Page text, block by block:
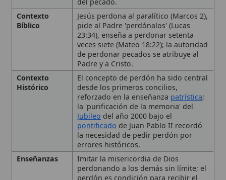
Histórico
El concepto de perdón ha sido central
desde los primeros concilios,
reforzado en la enseñanzapatrística;
la 'purificación de la memoria' del
Jubileo del año 2000 bajo el
pontificadode Juan Pablo II recordó
la necesidad de pedir perdón por
errores históricos.
Enseñanzas
Imitar la misericordia de Dios
perdonando a los demás sin límite; el
perdón es condición para recibir el
perdón de Dios; los sacramentos
Bautismo ,Penitencia,Eucaristía) son
medios ordinarios para obtener el
perdón divino; la reconciliación
fraterna es indispensable para la vida
cristiana.
Importancia
Fundamental para la doctrina de la
salvación, la vidasacramental y la
misiónpastoralde la Iglesia; el
🙏 Bienvenido a Wikitólica
Esta enciclopedia es un recurso privado de referencia sin
. No sustituye al Catecismo, a la Sagrada